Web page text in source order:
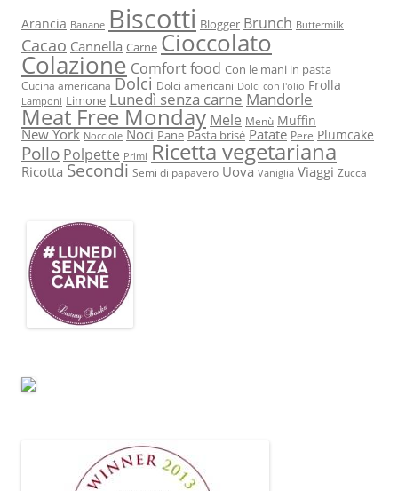
Arancia Banane Biscotti Blogger Brunch Buttermilk
Cacao Cannella Carne Cioccolato
Colazione Comfort food Con le mani in pasta
Cucina americana Dolci Dolci americani Dolci con l'olio Frolla
Lamponi Limone Lunedì senza carne Mandorle
Meat Free Monday Mele Menù Muffin
New York Nocciole Noci Pane Pasta brisè Patate Pere Plumcake
Pollo Polpette Primi Ricetta vegetariana
Ricotta Secondi Semi di papavero Uova Vaniglia Viaggi Zucca